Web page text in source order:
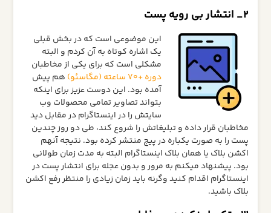
2_ انتشار بی رویه پست
این موضوعی است که در بخش قبلی
یک اشاره کوتاه به آن کردم و البته
مشکلی است که برای یکی از مخاطبان
دوره +70 ساعته (مگاسئو)
هم پیش
آمده بود. این دوست عزیز برای اینکه
بتواند تصاویر تمامی محصولات وب
سایتش را در اینستاگرام در مقابل دید
مخاطبان قرار داده و تبلیغاتش را شروع کند، طی دو روز چندین
پست را به صورت یکباره در پیج منتشر کرده بود. نتیجه آنهم
اکشن بلاک یا همان بلاک اینستاگرام البته به مدت زمان طولانی
بود. پیشنهاد میکنم به مرور و بدون عجله برای انتشار پست در
اینستاگرام اقدام کنید وگرنه باید زمان زیادی را منتظر رفع اکشن
بلاک باشید.